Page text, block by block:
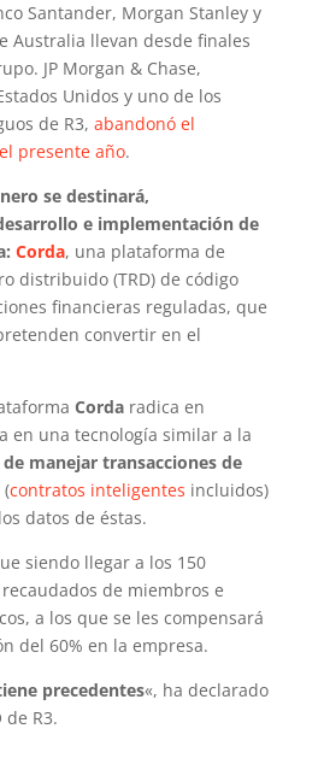
Santander, Morgan Stanley y
Australia llevan desde finales
JP Morgan & Chase,
Unidos y uno de los
de R3, abandonó el
presente año.
se destinará,
e implementación de
Corda, una plataforma de
distribuido (TRD)de código
financieras reguladas, que
convertir en el
Cordaradica en
en una tecnología similar a la
de manejar transacciones de
(contratos inteligentes incluidos)
datos de éstas.
siendo llegar a los 150
de miembros e
a los que se les compensará
del 60% en la empresa.
precedentes«, ha declarado
de R3.